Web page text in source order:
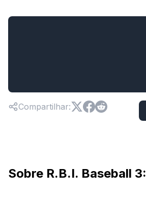
Compartilhar:
Sobre R.B.I. Baseball 3: